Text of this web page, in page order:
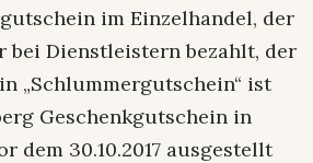
im Einzelhandel, der
bei Dienstleistern bezahlt, der
„Schlummergutschein“ ist
Geschenkgutschein in
dem 30.10.2017 ausgestellt